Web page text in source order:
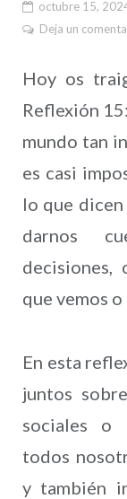
octubre 15,
Deja un
Hoy os
Reflexión
mundo tan
es casi
lo que dicen
darnos
decisiones,
que vemos
En esta
juntos
sociales o
todos
y también